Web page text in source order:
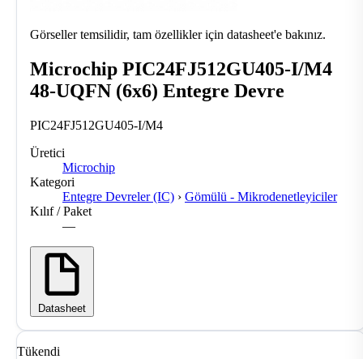
Görseller temsilidir, tam özellikler için datasheet'e bakınız.
Microchip PIC24FJ512GU405-I/M4
48-UQFN (6x6) Entegre Devre
PIC24FJ512GU405-I/M4
Üretici
Microchip
Kategori
Entegre Devreler (IC) › Gömülü - Mikrodenetleyiciler
Kılıf / Paket
—
Datasheet
Tükendi